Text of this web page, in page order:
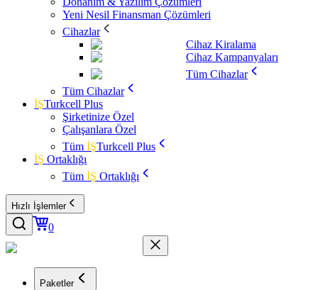
Yeni Nesil Finansman Çözümleri
Cihazlar
Cihaz Kiralama
Cihaz Kampanyaları
Tüm Cihazlar
Tüm Cihazlar
İŞTurkcell Plus
Şirketinize Özel
Çalışanlara Özel
Tüm İŞTurkcell Plus
İŞ Ortaklığı
Tüm İŞ Ortaklığı
Hızlı İşlemler
0
Paketler